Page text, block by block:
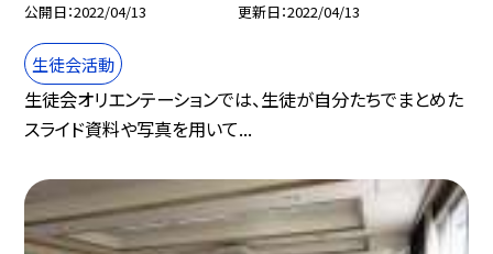
公開日 2022/04/13 更新日 2022/04/13
生徒会活動
生徒会オリエンテーションでは、生徒が自分たちでまとめた
スライド資料や写真を用いて...